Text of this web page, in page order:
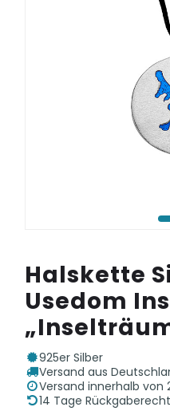
Halskette
Usedom
925er Silber
Versand aus
Versand innerhalb von
14 Tage Rückgaberecht